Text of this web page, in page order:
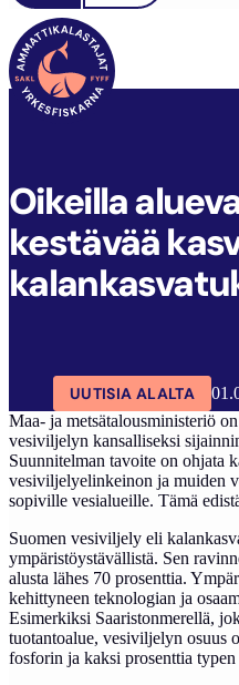
SAKL
Oikeilla
kestävää
UUTISIA ALALTA
Maa- ja metsätalousministeriö
vesiviljelyn kansalliseksi
Suunnitelman tavoite on ohjata
vesiviljelyelinkeinon ja muiden
sopiville vesialueille. Tämä
Suomen vesiviljely eli
ympäristöystävällistä. Sen
alusta lähes 70 prosenttia.
kehittyneen teknologian ja
Esimerkiksi Saaristonmerellä,
tuotantoalue, vesiviljelyn osuus
fosforin ja kaksi prosenttia